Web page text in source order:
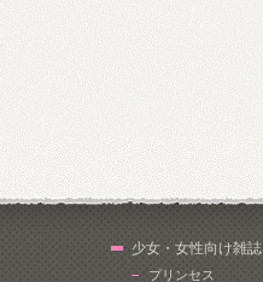
少女・女性向け雑誌
プリンセス